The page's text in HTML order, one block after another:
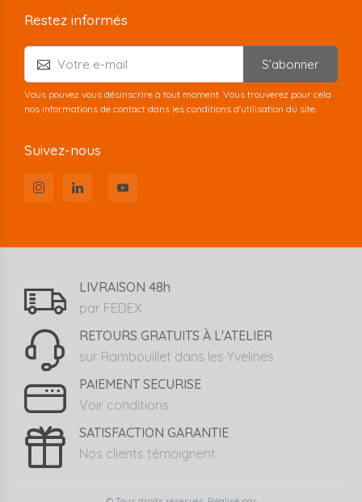
Restez informés
S’abonner
Vous pouvez vous désinscrire à tout moment. Vous trouverez pour cela
nos informations de contact dans les conditions d'utilisation du site.
Suivez-nous
LIVRAISON 48h
par FEDEX
RETOURS GRATUITS À L'ATELIER
sur Rambouillet dans les Yvelines
PAIEMENT SECURISE
Voir conditions
SATISFACTION GARANTIE
Nos clients témoignent